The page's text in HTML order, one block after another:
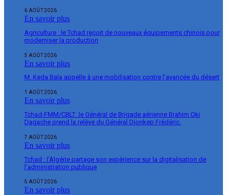
6 AOÛT 2026
En savoir plus
Agriculture : le Tchad reçoit de nouveaux équipements chinois pour
moderniser la production
5 AOÛT 2026
En savoir plus
M. Keda Bala appelle à une mobilisation contre l’avancée du désert
1 AOÛT 2026
En savoir plus
Tchad-FMM/CBLT: le Général de Brigade aérienne Brahim Oki
Dagache prend la relève du Général Djonkep Frédéric.
7 AOÛT 2026
En savoir plus
Tchad : l’Algérie partage son expérience sur la digitalisation de
l’administration publique
5 AOÛT 2026
En savoir plus